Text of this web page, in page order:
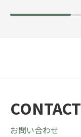
CONTACT
お問い合わせ